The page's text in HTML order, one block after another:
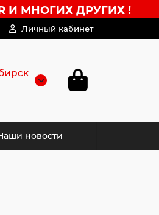
И МНОГИХ ДРУГИХ !
Личный кабинет
новости